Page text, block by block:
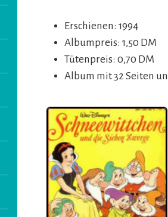
Erschienen: 1994
Albumpreis: 1,50 DM
Tütenpreis: 0,70 DM
Album mit 32 Seiten